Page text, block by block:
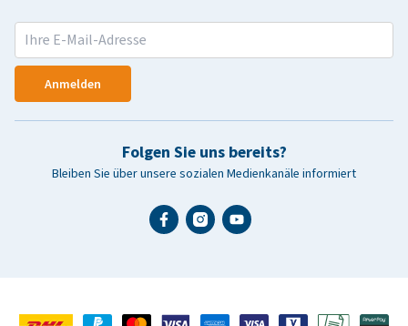
Anmelden
Folgen Sie uns bereits?
Bleiben Sie über unsere sozialen Medienkanäle informiert